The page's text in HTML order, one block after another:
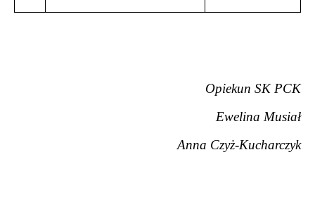
Opiekun SK PCK
Ewelina Musiał
Anna Czyż-Kucharczyk